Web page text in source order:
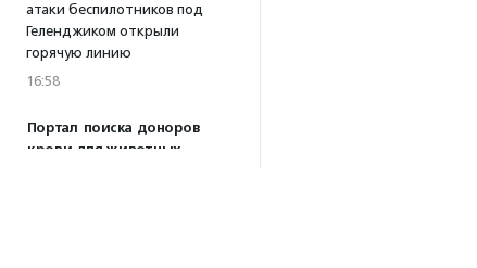
атаки беспилотников под
Геленджиком открыли
горячую линию
16:58
Портал поиска доноров
крови для животных